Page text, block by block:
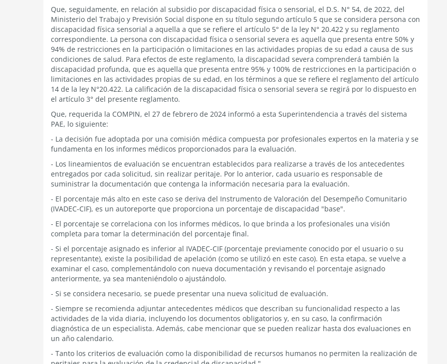
Que, seguidamente, en relación al subsidio por discapacidad física o sensorial, el D.S. N° 54, de 2022, del
Ministerio del Trabajo y Previsión Social dispone en su título segundo artículo 5 que se considera persona con
discapacidad física sensorial a aquella a que se refiere el artículo 5° de la ley N° 20.422 y su reglamento
correspondiente. La persona con discapacidad física o sensorial severa es aquella que presenta entre 50% y
94% de restricciones en la participación o limitaciones en las actividades propias de su edad a causa de sus
condiciones de salud. Para efectos de este reglamento, la discapacidad severa comprenderá también la
discapacidad profunda, que es aquella que presenta entre 95% y 100% de restricciones en la participación o
limitaciones en las actividades propias de su edad, en los términos a que se refiere el reglamento del artículo
14 de la ley N°20.422. La calificación de la discapacidad física o sensorial severa se regirá por lo dispuesto en
el artículo 3° del presente reglamento.
Que, requerida la COMPIN, el 27 de febrero de 2024 informó a esta Superintendencia a través del sistema
PAE, lo siguiente:
- La decisión fue adoptada por una comisión médica compuesta por profesionales expertos en la materia y se
fundamenta en los informes médicos proporcionados para la evaluación.
- Los lineamientos de evaluación se encuentran establecidos para realizarse a través de los antecedentes
entregados por cada solicitud, sin realizar peritaje. Por lo anterior, cada usuario es responsable de
suministrar la documentación que contenga la información necesaria para la evaluación.
- El porcentaje más alto en este caso se deriva del Instrumento de Valoración del Desempeño Comunitario
(IVADEC-CIF), es un autoreporte que proporciona un porcentaje de discapacidad "base".
- El porcentaje se correlaciona con los informes médicos, lo que brinda a los profesionales una visión
completa para tomar la determinación del porcentaje final.
- Si el porcentaje asignado es inferior al IVADEC-CIF (porcentaje previamente conocido por el usuario o su
representante), existe la posibilidad de apelación (como se utilizó en este caso). En esta etapa, se vuelve a
examinar el caso, complementándolo con nueva documentación y revisando el porcentaje asignado
anteriormente, ya sea manteniéndolo o ajustándolo.
- Si se considera necesario, se puede presentar una nueva solicitud de evaluación.
- Siempre se recomienda adjuntar antecedentes médicos que describan su funcionalidad respecto a las
actividades de la vida diaria, incluyendo los documentos obligatorios y, en su caso, la confirmación
diagnóstica de un especialista. Además, cabe mencionar que se pueden realizar hasta dos evaluaciones en
un año calendario.
- Tanto los criterios de evaluación como la disponibilidad de recursos humanos no permiten la realización de